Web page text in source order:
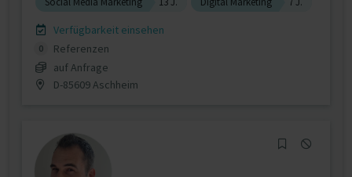
Verfügbarkeit einsehen
0
Referenzen
auf Anfrage
D-85609 Aschheim